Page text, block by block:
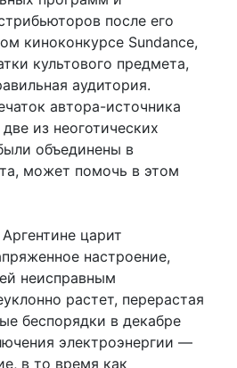
после его
киноконкурсе Sundance,
культового предмета,
аудитория.
автора-источника
из неоготических
объединены в
может помочь в этом
царит
настроение,
неисправным
растет, перерастая
беспорядки в декабре
электроэнергии —
в то время как